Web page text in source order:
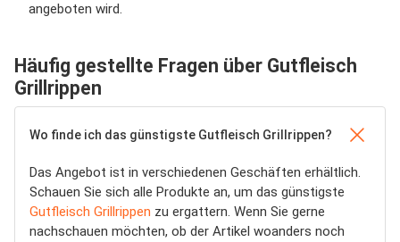
angeboten wird.
Häufig gestellte Fragen über Gutfleisch
Grillrippen
Wo finde ich das günstigste Gutfleisch Grillrippen?
Das Angebot ist in verschiedenen Geschäften erhältlich.
Schauen Sie sich alle Produkte an, um das günstigste
Gutfleisch Grillrippen zu ergattern. Wenn Sie gerne
nachschauen möchten, ob der Artikel woanders noch